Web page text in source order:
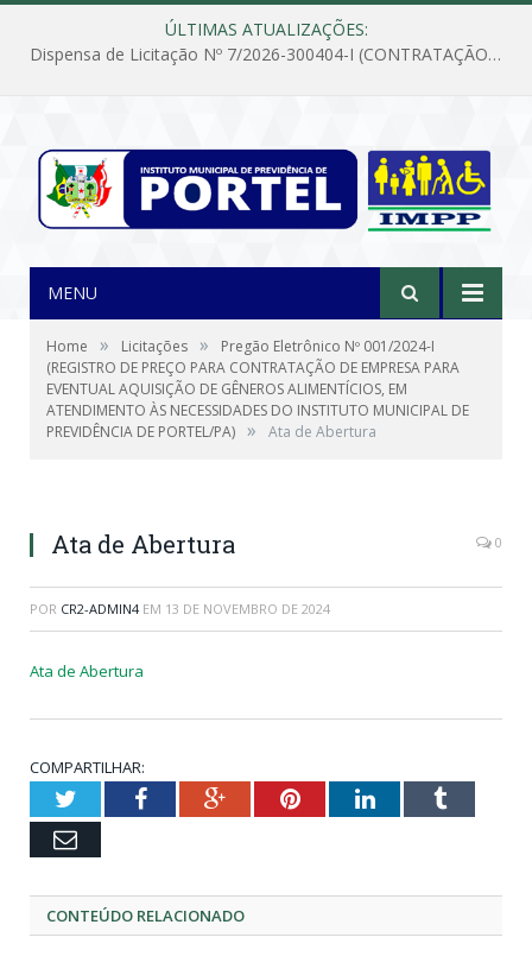
ÚLTIMAS ATUALIZAÇÕES:
Dispensa de Licitação Nº 7/2026-300404-I (CONTRATAÇÃO DE EMPRESA PARA MANUTENÇÃO E REPARAÇÃO DE APARELHOS DE AR CONDICIONADO, EM ATENDIMENTO ÀS NECESSIDADES DO INSTITUTO DE PREVIDÊNCIA MUNICIPAL DE PORTEL/PA)
MENU
Home » Licitações »
Pregão Eletrônico Nº 001/2024-I
(REGISTRO DE PREÇO PARA CONTRATAÇÃO DE EMPRESA PARA
EVENTUAL AQUISIÇÃO DE GÊNEROS ALIMENTÍCIOS, EM
ATENDIMENTO ÀS NECESSIDADES DO INSTITUTO MUNICIPAL DE
PREVIDÊNCIA DE PORTEL/PA) » Ata de Abertura
Ata de Abertura 0
POR CR2-ADMIN4 EM 13 DE NOVEMBRO DE 2024
Ata de Abertura
COMPARTILHAR:
TwitterFacebookGoogle+PinterestLinkedInTumblr
Email
CONTEÚDO RELACIONADO